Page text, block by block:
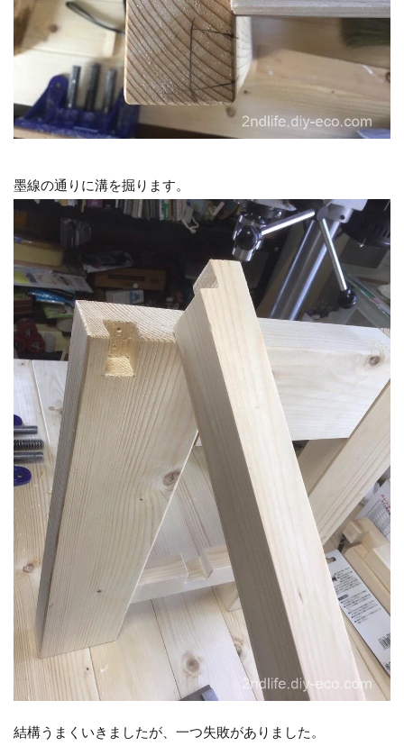
墨線の通りに溝を掘ります。
結構うまくいきましたが、一つ失敗がありました。